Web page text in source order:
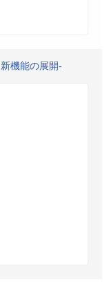
機能の展開-